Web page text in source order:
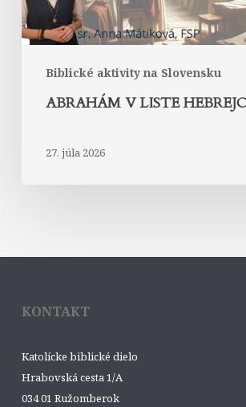
Biblické aktivity na Slovensku
ABRAHÁM V LISTE
27. júla 2026
KONTAKT
Katolícke biblické dielo
Hrabovská cesta 1/A
034 01 Ružomberok